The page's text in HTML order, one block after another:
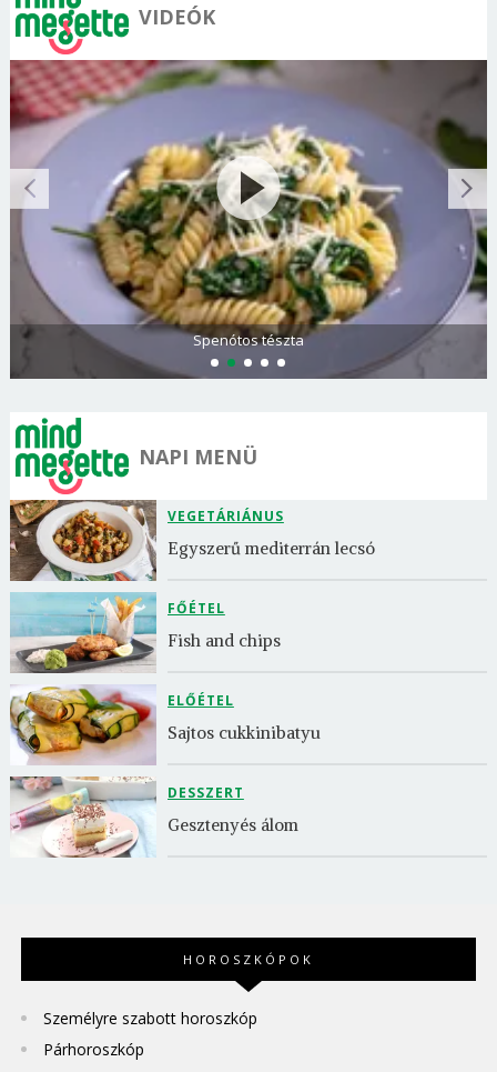
VIDEÓK
Spenótos tészta
NAPI MENÜ
VEGETÁRIÁNUS
Egyszerű mediterrán lecsó
FŐÉTEL
Fish and chips
ELŐÉTEL
Sajtos cukkinibatyu
DESSZERT
Gesztenyés álom
HOROSZKÓPOK
Személyre szabott horoszkóp
Párhoroszkóp